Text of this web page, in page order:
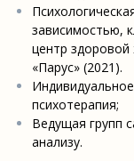
зависимостью,
центр
«Парус» (2021).
психотерапия;
Ведущая групп
анализу.